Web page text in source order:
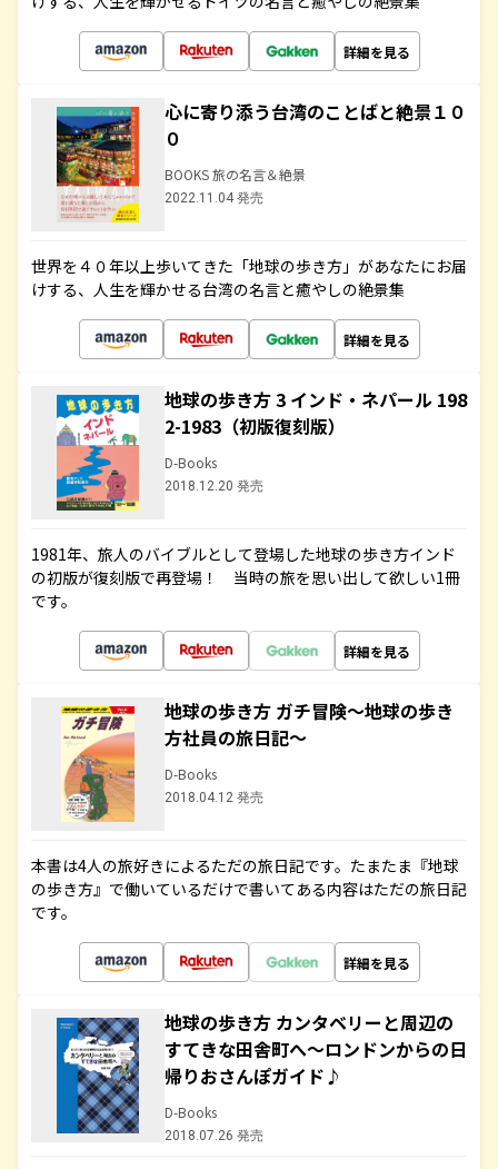
詳細を見る
心に寄り添う台湾のことばと絶景１０
０
BOOKS 旅の名言＆絶景
2022.11.04 発売
世界を４０年以上歩いてきた「地球の歩き方」があなたにお届
けする、人生を輝かせる台湾の名言と癒やしの絶景集
詳細を見る
地球の歩き方 3 インド・ネパール 198
2-1983（初版復刻版）
D-Books
2018.12.20 発売
1981年、旅人のバイブルとして登場した地球の歩き方インド
の初版が復刻版で再登場！ 当時の旅を思い出して欲しい1冊
です。
詳細を見る
地球の歩き方 ガチ冒険～地球の歩き
方社員の旅日記～
D-Books
2018.04.12 発売
本書は4人の旅好きによるただの旅日記です。たまたま『地球
の歩き方』で働いているだけで書いてある内容はただの旅日記
です。
詳細を見る
地球の歩き方 カンタベリーと周辺の
すてきな田舎町へ～ロンドンからの日
帰りおさんぽガイド♪
D-Books
2018.07.26 発売